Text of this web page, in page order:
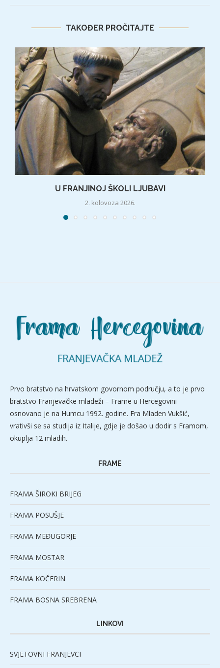
TAKOĐER PROČITAJTE
U FRANJINOJ ŠKOLI LJUBAVI
2. kolovoza 2026.
Prvo bratstvo na hrvatskom govornom području, a to je prvo
bratstvo Franjevačke mladeži – Frame u Hercegovini
osnovano je na Humcu 1992. godine. Fra Mladen Vukšić,
vrativši se sa studija iz Italije, gdje je došao u dodir s Framom,
okuplja 12 mladih.
FRAME
FRAMA ŠIROKI BRIJEG
FRAMA POSUŠJE
FRAMA MEĐUGORJE
FRAMA MOSTAR
FRAMA KOČERIN
FRAMA BOSNA SREBRENA
LINKOVI
SVJETOVNI FRANJEVCI